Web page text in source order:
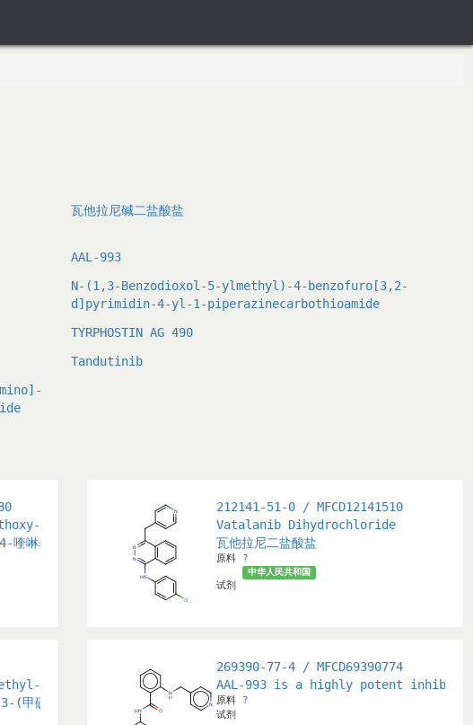
瓦他拉尼碱二盐酸盐
AAL-993
N-(1,3-Benzodioxol-5-ylmethyl)-4-benzofuro[3,2-
d]pyrimidin-4-yl-1-piperazinecarbothioamide
TYRPHOSTIN AG 490
Tandutinib
tyrosine kinase inhibitor with potential
4-quinolinyl)oxy]-1-naphthalenecarboxamide
喹啉基)氧基]-1-萘甲酰胺
212141-51-0 / MFCD12141510
Vatalanib Dihydrochloride
瓦他拉尼二盐酸盐
原料 ?
试剂
中华人民共和国
2-((3-(methylthio)phenyl)amino)pyrido[2,3-d]pyrimidin-7(8H)-
甲硫基)苯基)氨基)吡啶并[2,3-d]嘧啶-7(8H)-酮
269390-77-4 / MFCD69390774
AAL-993 is a highly potent inhibitor
原料
?
试剂